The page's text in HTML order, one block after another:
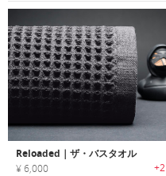
Reloaded｜ザ・バスタオル
¥ 6,000 +2